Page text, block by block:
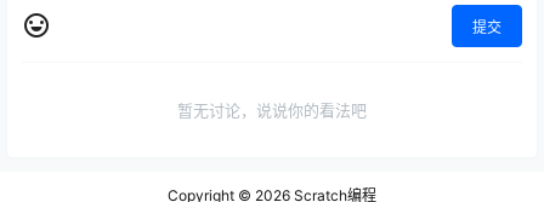
提交
暂无讨论，说说你的看法吧
Copyright © 2026 Scratch编程